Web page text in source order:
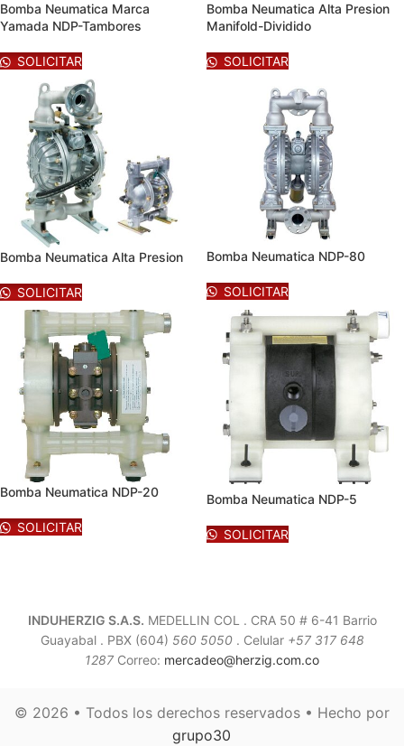
Bomba Neumatica Marca
Yamada NDP-Tambores
SOLICITAR
Bomba Neumatica Alta Presion
Manifold-Dividido
SOLICITAR
Bomba Neumatica Alta Presion
SOLICITAR
Bomba Neumatica NDP-80
SOLICITAR
Bomba Neumatica NDP-20
SOLICITAR
Bomba Neumatica NDP-5
SOLICITAR
INDUHERZIG S.A.S. MEDELLIN COL . CRA 50 # 6-41 Barrio
Guayabal . PBX (604) 560 5050. Celular +57 317 648
1287 Correo: mercadeo@herzig.com.co
© 2026 • Todos los derechos reservados • Hecho por
grupo30